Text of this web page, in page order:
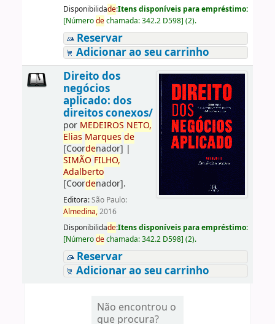
Disponibilidade:Itens disponíveis para empréstimo:
[Númerodechamada:342.2 D598] (2).
Reservar
Adicionar ao seu carrinho
Direito dos
negócios
aplicado: dos
direitos conexos/
por MEDEIROS NETO,
Elias Marques de
[Coordenador] |
SIMÃO FILHO,
Adalberto
[Coordenador].
Editora:São Paulo:
Almedina,2016
Disponibilidade:Itens disponíveis para empréstimo:
[Númerodechamada:342.2 D598] (2).
Reservar
Adicionar ao seu carrinho
Não encontrou o
que procura?